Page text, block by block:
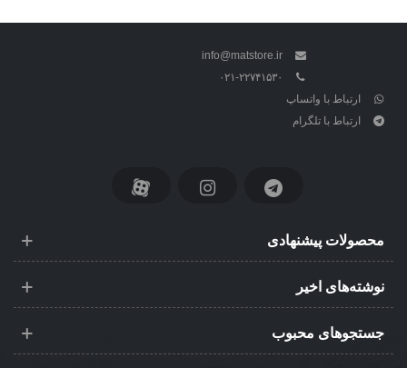
info@matstore.ir
۰۲۱-۲۲۷۴۱۵۳۰
ارتباط با واتساپ
ارتباط با تلگرام
محصولات پیشنهادی
نوشته‌های اخیر
جستجوهای محبوب